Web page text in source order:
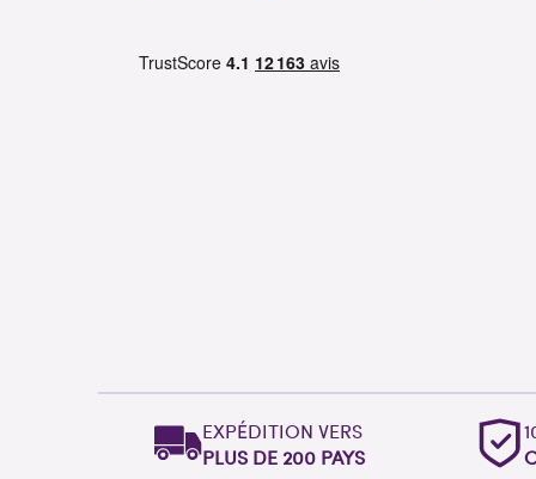
EXPÉDITION VERS
PLUS DE 200 PAYS